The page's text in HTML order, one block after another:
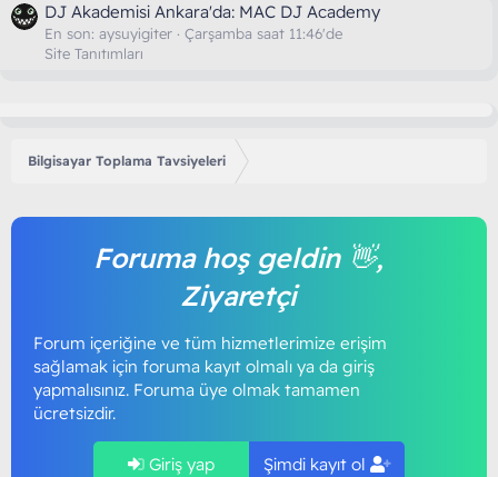
DJ Akademisi Ankara'da: MAC DJ Academy
En son: aysuyigiter
Çarşamba saat 11:46'de
Site Tanıtımları
Bilgisayar Toplama Tavsiyeleri
Foruma hoş geldin 👋,
Ziyaretçi
Forum içeriğine ve tüm hizmetlerimize erişim
sağlamak için foruma kayıt olmalı ya da giriş
yapmalısınız. Foruma üye olmak tamamen
ücretsizdir.
Giriş yap Şimdi kayıt ol